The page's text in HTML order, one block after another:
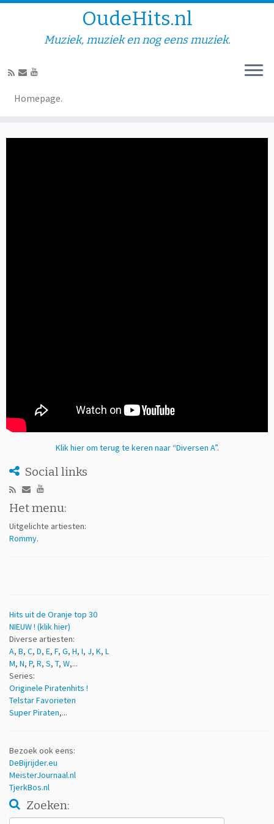
OudeHits.nl
Muziek, muziek en nog eens muziek.
Homepage.
Klik hier om terug te keren naar “Diversen A”.
Social links
Het menu:
Uitgelichte artiesten:
Rommy.
Hits uit de Oranje top 30
NIEUW ! (klik hier)
Diverse artiesten:
A, B, C, D, E, F, G, H, I, J, K, L
M, N, P, R, S, T, W,...
Series:
Originele Piratenhits !
Telstar Favorieten
Super Piraten,...
Bezoek ook eens:
DeBijrijder.eu
MeisterJournaal.nl
TjerkBos.nl
Zoeken: